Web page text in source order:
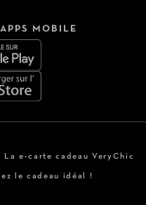
MOBILE
La e-carte cadeau VeryChic
le cadeau idéal !